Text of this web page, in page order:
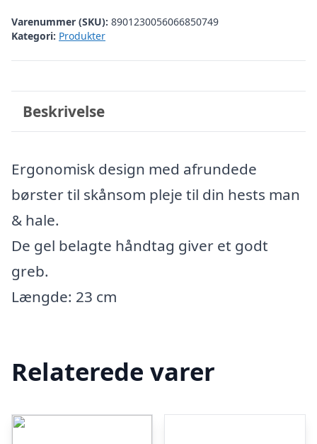
Varenummer (SKU): 8901230056066850749
Kategori: Produkter
Beskrivelse
Ergonomisk design med afrundede
børster til skånsom pleje til din hests man
& hale.
De gel belagte håndtag giver et godt
greb.
Længde: 23 cm
Relaterede varer